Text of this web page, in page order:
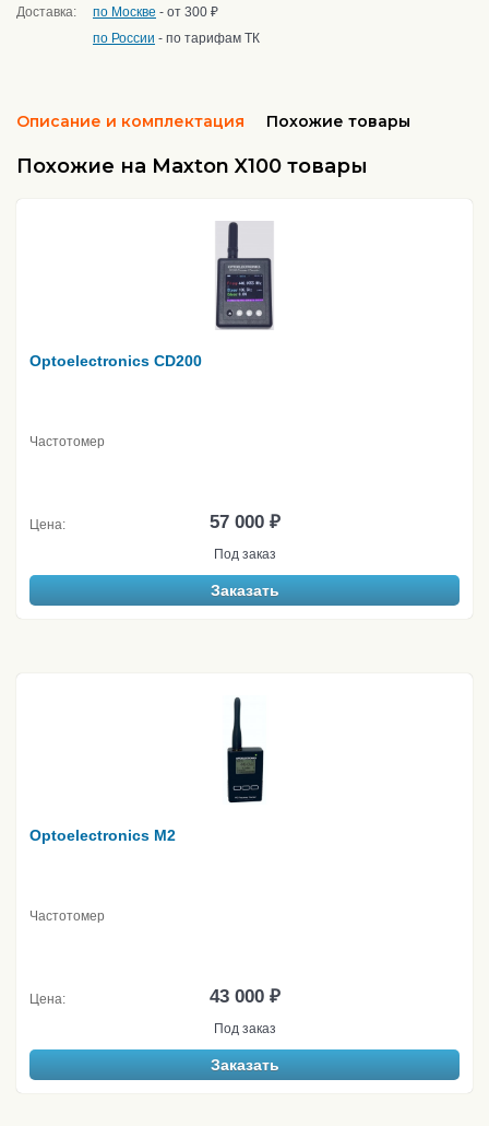
Доставка: по Москве - от 300 ₽
по России - по тарифам ТК
Описание и комплектация Похожие товары
Похожие на Maxton X100 товары
Optoelectronics CD200
Частотомер
Цена: 57 000 ₽
Под заказ
Заказать
Optoelectronics M2
Частотомер
Цена: 43 000 ₽
Под заказ
Заказать